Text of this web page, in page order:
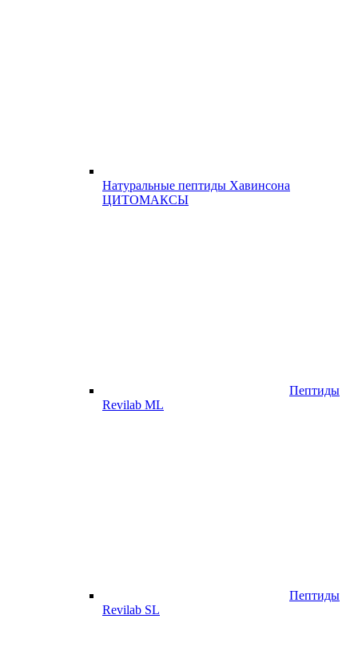
Натуральные пептиды Хавинсона
ЦИТОМАКСЫ
Пептиды
Revilab ML
Пептиды
Revilab SL